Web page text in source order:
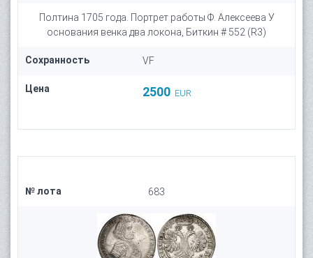
Полтина 1705 года. Портрет работы Ф. Алексеева У
основания венка два локона, Биткин # 552 (R3)
Сохранность VF
Цена 2500 EUR
№ лота 683